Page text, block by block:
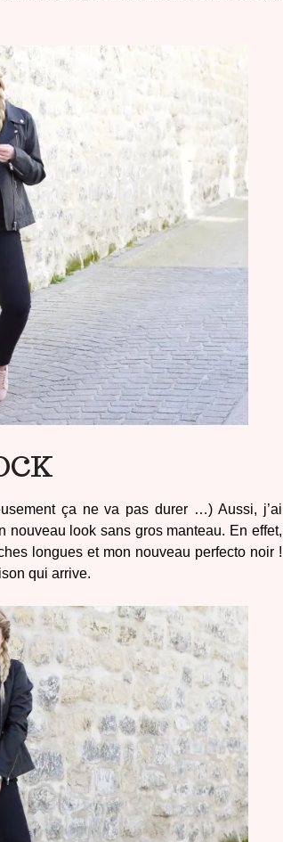
ça ne va pas durer …) Aussi, j’ai
look sans gros manteau. En effet,
longues et mon nouveau perfecto noir !
qui arrive.